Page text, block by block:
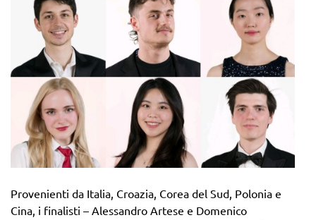
Provenienti da Italia, Croazia, Corea del Sud, Polonia e
Cina, i finalisti – Alessandro Artese e Domenico